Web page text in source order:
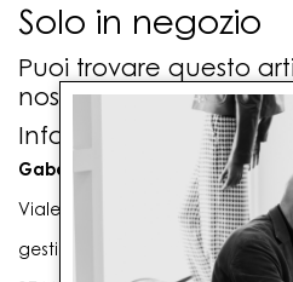
Solo in negozio
Puoi trovare questo
nostri punti vendita:
Info contatti
Gaballo Mario srl
Viale G. Matteotti n. 23 00053